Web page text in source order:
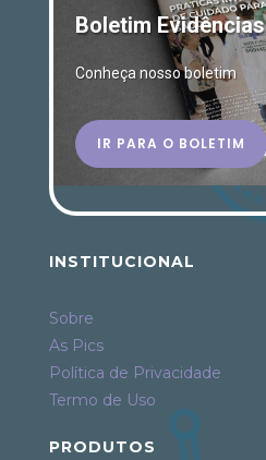
Boletim Evidências
Conheça nosso boletim
IR PARA O BOLETIM
INSTITUCIONAL
Sobre
As Pics
Política de Privacidade
Termo de Uso
PRODUTOS